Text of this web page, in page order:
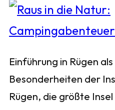
Einführung in Rügen
Besonderheiten der
Rügen, die größte